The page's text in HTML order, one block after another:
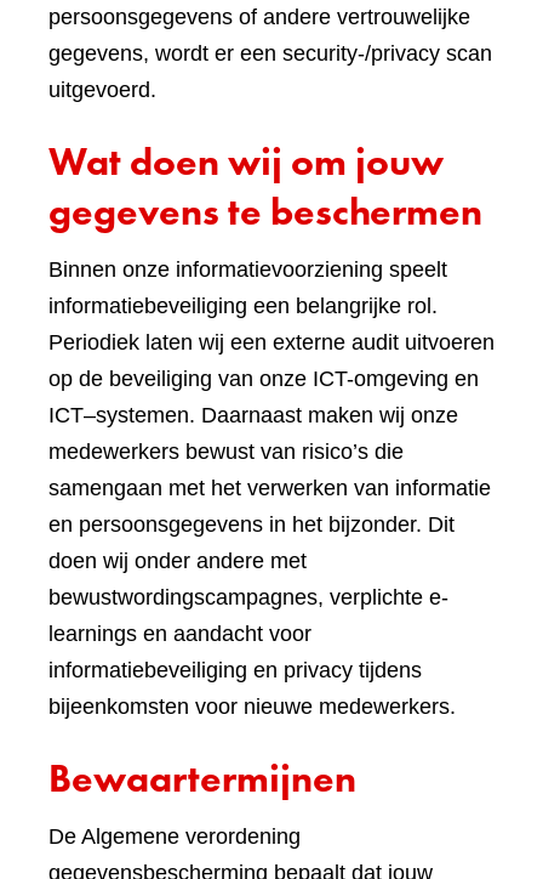
persoonsgegevens of andere vertrouwelijke
gegevens, wordt er een security-/privacy scan
uitgevoerd.
Wat doen wij om jouw
gegevens te beschermen
Binnen onze informatievoorziening speelt
informatiebeveiliging een belangrijke rol.
Periodiek laten wij een externe audit uitvoeren
op de beveiliging van onze ICT-omgeving en
ICT–systemen. Daarnaast maken wij onze
medewerkers bewust van risico’s die
samengaan met het verwerken van informatie
en persoonsgegevens in het bijzonder. Dit
doen wij onder andere met
bewustwordingscampagnes, verplichte e-
learnings en aandacht voor
informatiebeveiliging en privacy tijdens
bijeenkomsten voor nieuwe medewerkers.
Bewaartermijnen
De Algemene verordening
gegevensbescherming bepaalt dat jouw